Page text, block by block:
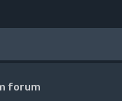
forum